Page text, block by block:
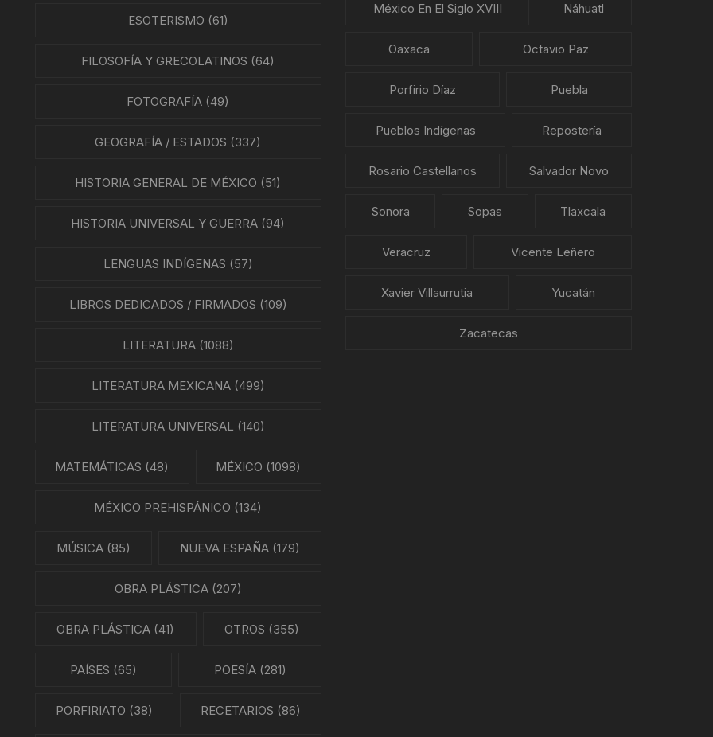
MEXICANO / MARINA
PESCA Y GANADERÍA
ESOTERISMO (61)
FILOSOFÍA Y GRECOLATINOS (64)
FOTOGRAFÍA (49)
GEOGRAFÍA / ESTADOS (337)
HISTORIA GENERAL DE MÉXICO (51)
HISTORIA UNIVERSAL Y GUERRA (94)
LENGUAS INDÍGENAS (57)
LIBROS DEDICADOS / FIRMADOS (109)
LITERATURA(1088)
LITERATURA MEXICANA(499)
LITERATURA UNIVERSAL (140)
MATEMÁTICAS (48) MÉXICO (1098)
MÉXICO PREHISPÁNICO (134)
MÚSICA(85) NUEVA ESPAÑA(179)
OBRA PLÁSTICA(207)
OBRA PLÁSTICA (41) OTROS (355)
PAÍSES (65) POESÍA(281)
PORFIRIATO (38) RECETARIOS (86)
México En El Siglo XVIII Náhuatl
Oaxaca Octavio Paz
Porfirio Díaz Puebla
Pueblos Indígenas Repostería
Rosario Castellanos Salvador Novo
Sonora Sopas Tlaxcala
Veracruz Vicente Leñero
Xavier Villaurrutia Yucatán
Zacatecas